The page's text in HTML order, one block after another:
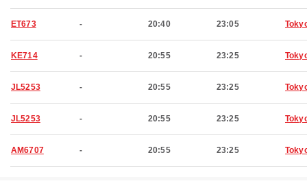
ET673 - 20:40 23:05
KE714 - 20:55 23:25
JL5253 - 20:55 23:25
JL5253 - 20:55 23:25
AM6707 - 20:55 23:25